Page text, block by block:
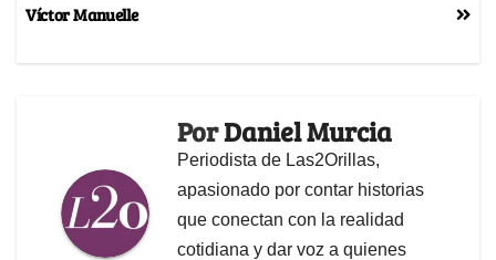
Víctor Manuelle
PorDaniel Murcia
Periodista de Las2Orillas,
apasionado por contar historias
que conectan con la realidad
cotidiana y dar voz a quienes